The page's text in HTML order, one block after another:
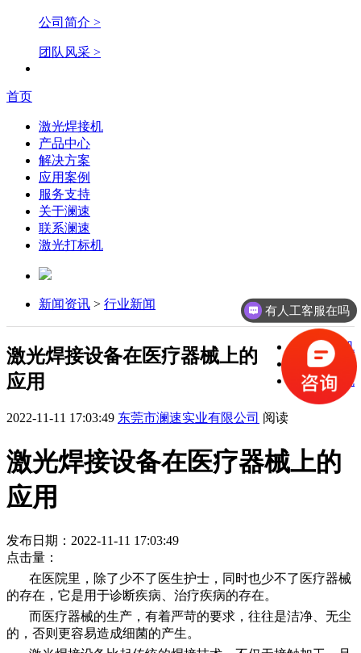
公司简介 >
团队风采 >
首页
激光焊接机
产品中心
解决方案
应用案例
服务支持
关于澜速
联系澜速
激光打标机
新闻资讯 > 行业新闻
激光焊接机
激光打标机
激光切割机
激光焊接设备在医疗器械上的
应用
2022-11-11 17:03:49 东莞市澜速实业有限公司 阅读
激光焊接设备在医疗器械上的
应用
发布日期：2022-11-11 17:03:49
点击量：
在医院里，除了少不了医生护士，同时也少不了医疗器械
的存在，它是用于诊断疾病、治疗疾病的存在。
而医疗器械的生产，有着严苛的要求，往往是洁净、无尘
的，否则更容易造成细菌的产生。
有人工客服在吗